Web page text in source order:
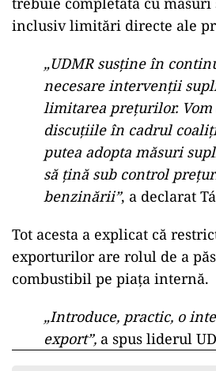
inclusiv limitări directe ale
„UDMR susține în
necesare intervenții
limitarea prețurilor.
discuțiile în cadrul
putea adopta măsuri
să țină sub control
benzinării”, a declarat
Tot acesta a explicat că
exporturilor are rolul de a
combustibil pe piața internă.
„Introduce, practic, o
export”, a spus liderul